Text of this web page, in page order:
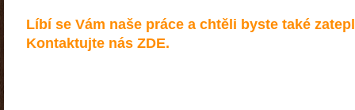
Líbí se Vám naše práce a chtěli byste také
Kontaktujte nás ZDE.